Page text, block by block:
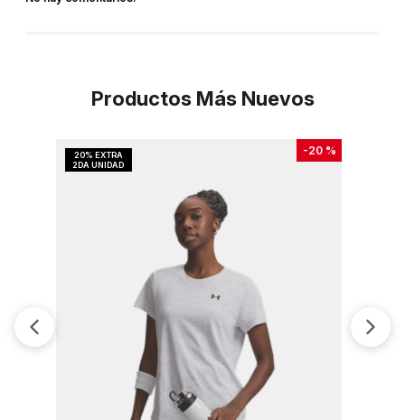
Productos Más Nuevos
-20 %